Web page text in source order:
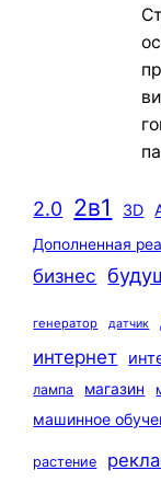
2.0 2в1 3D
Дополненная
бизнес
генератор датчик
интернет
лампа
магазин
машинное
растение